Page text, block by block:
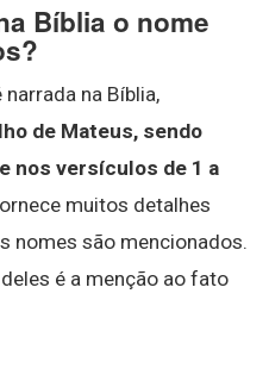
Bíblia o nome
na Bíblia,
de Mateus, sendo
nos versículos de 1 a
muitos detalhes
nomes são mencionados.
é a menção ao fato